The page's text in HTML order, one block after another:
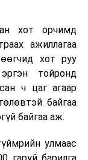
хот орчимд
ажиллагаа
хот руу
тойронд
ч цаг агаар
байгаа
байгаа аж.
улмаас